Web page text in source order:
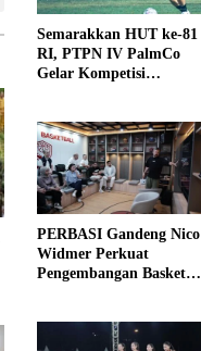
Semarakkan HUT ke-81
RI, PTPN IV PalmCo
Gelar Kompetisi
PERBASI Gandeng Nico
Widmer Perkuat
Pengembangan Basket